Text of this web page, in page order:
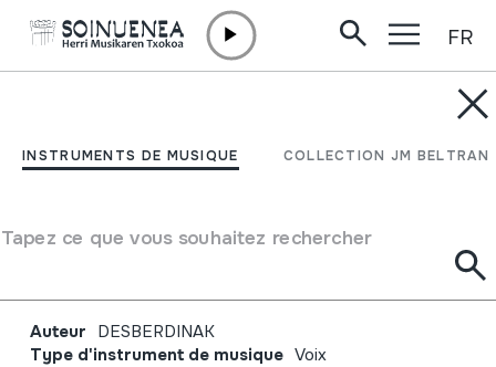
INSTRUMENTS DE MUSIQUE COLLECTION JM BELTRAN
Tapez ce que vous souhaitez rechercher
FR
MUSIK AUS DEM
NEUGUINEAS / IRIAN
Auteur DESBERDINAK
Type d'instrument de musique Voix